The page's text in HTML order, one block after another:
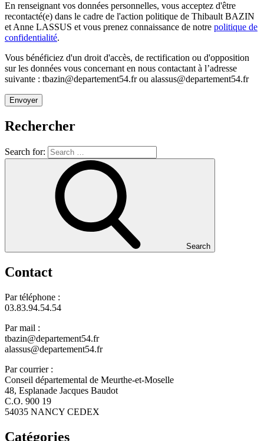
En renseignant vos données personnelles, vous acceptez d'être
recontacté(e) dans le cadre de l'action politique de Thibault BAZIN
et Anne LASSUS et vous prenez connaissance de notre politique de
confidentialité.
Vous bénéficiez d'un droit d'accès, de rectification ou d'opposition
sur les données vous concernant en nous contactant à l’adresse
suivante : tbazin@departement54.fr ou alassus@departement54.fr
Rechercher
Search for:
Search
Contact
Par téléphone :
03.83.94.54.54
Par mail :
tbazin@departement54.fr
alassus@departement54.fr
Par courrier :
Conseil départemental de Meurthe-et-Moselle
48, Esplanade Jacques Baudot
C.O. 900 19
54035 NANCY CEDEX
Catégories